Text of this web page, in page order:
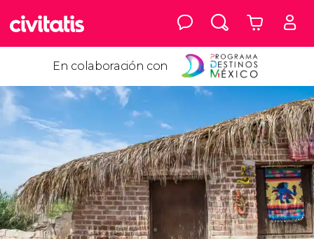
En colaboración con